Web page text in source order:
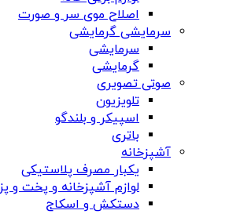
اصلاح موی سر و صورت
سرمایشی گرمایشی
سرمایشی
گرمایشی
صوتی تصویری
تلویزیون
اسپیکر و بلندگو
باتری
آشپزخانه
یکبار مصرف پلاستیکی
لوازم آشپزخانه و پخت و پز
دستکش و اسکاج